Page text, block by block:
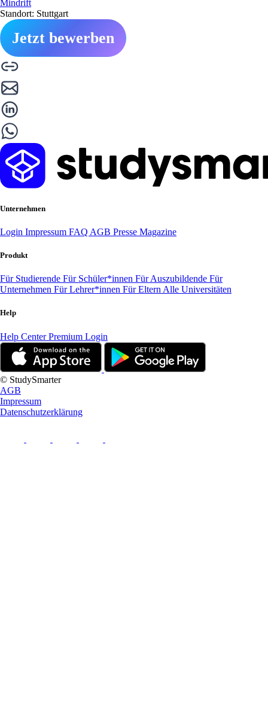
Mindrift
Standort: Stuttgart
Jetzt bewerben
Unternehmen
Login Impressum FAQ AGB Presse Magazine
Produkt
Für Studierende Für Schüler*innen Für Auszubildende Für
Unternehmen Für Lehrer*innen Für Eltern Alle Universitäten
Help
Help CenterPremium Login
© StudySmarter
AGB
Impressum
Datenschutzerklärung